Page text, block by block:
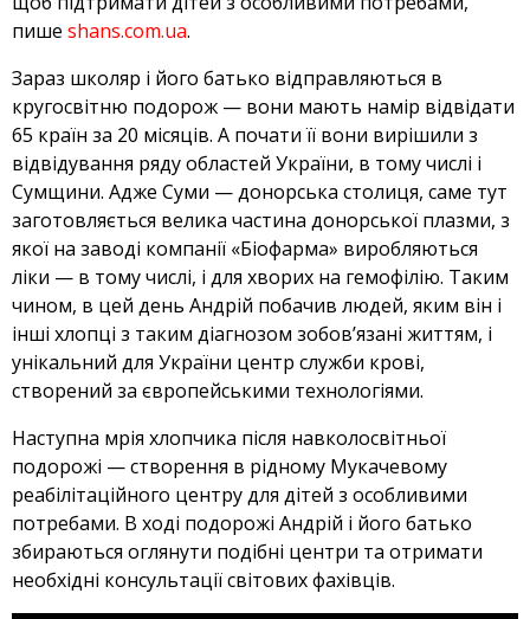
пише shans.com.ua.
Зараз школяр і його батько відправляються в
кругосвітню подорож — вони мають намір відвідати
65 країн за 20 місяців. А почати її вони вирішили з
відвідування ряду областей України, в тому числі і
Сумщини. Адже Суми — донорська столиця, саме тут
заготовляється велика частина донорської плазми, з
якої на заводі компанії «Біофарма» виробляються
ліки — в тому числі, і для хворих на гемофілію. Таким
чином, в цей день Андрій побачив людей, яким він і
інші хлопці з таким діагнозом зобов’язані життям, і
унікальний для України центр служби крові,
створений за європейськими технологіями.
Наступна мрія хлопчика після навколосвітньої
подорожі — створення в рідному Мукачевому
реабілітаційного центру для дітей з особливими
потребами. В ході подорожі Андрій і його батько
збираються оглянути подібні центри та отримати
необхідні консультації світових фахівців.